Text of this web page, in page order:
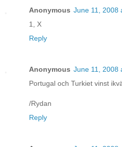
Anonymous June 11, 2008
1, X
Reply
Anonymous June 11, 2008
Portugal och Turkiet vinst
/Rydan
Reply